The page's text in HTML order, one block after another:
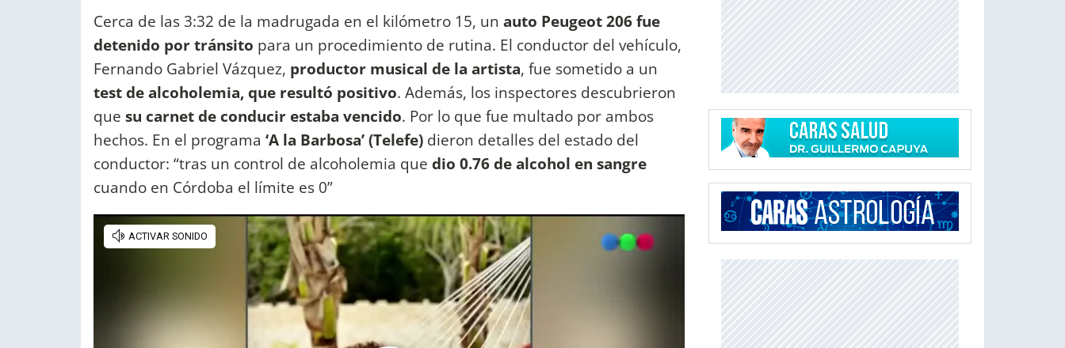
Cerca de las 3:32 de la madrugada en el kilómetro 15, un auto Peugeot 206 fue
detenido por tránsito para un procedimiento de rutina. El conductor del vehículo,
Fernando Gabriel Vázquez, productor musical de la artista, fue sometido a un
test de alcoholemia, que resultó positivo. Además, los inspectores descubrieron
que su carnet de conducir estaba vencido. Por lo que fue multado por ambos
hechos. En el programa ‘A la Barbosa’ (Telefe) dieron detalles del estado del
conductor: “tras un control de alcoholemia que dio 0.76 de alcohol en sangre
cuando en Córdoba el límite es 0”